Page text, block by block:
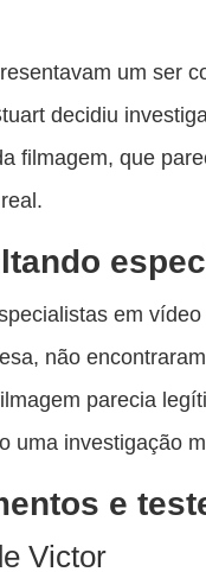
um ser
decidiu
filmagem, que
em
não
parecia
uma investigação
e
Victor